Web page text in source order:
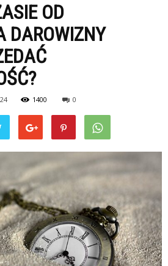
OD
DAROWIZNY
1400 0